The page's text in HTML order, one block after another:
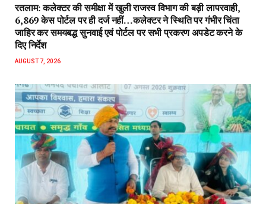
रतलाम: कलेक्टर की समीक्षा में खुली राजस्व विभाग की बड़ी लापरवाही,
6,869 केस पोर्टल पर ही दर्ज नहीं…कलेक्टर ने स्थिति पर गंभीर चिंता
जाहिर कर समयबद्ध सुनवाई एवं पोर्टल पर सभी प्रकरण अपडेट करने के
दिए निर्देश
AUGUST 7, 2026